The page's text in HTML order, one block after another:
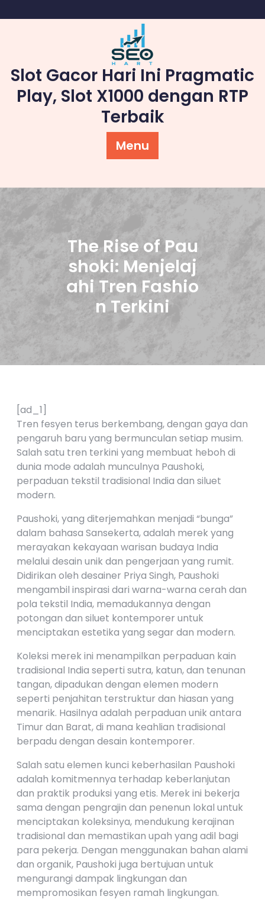
to
Slot Gacor Hari Ini Pragmatic
Play, Slot X1000 dengan RTP
Terbaik
Menu
The Rise of Pau
shoki: Menjelaj
ahi Tren Fashio
n Terkini
[ad_1]
Tren fesyen terus berkembang, dengan gaya dan
pengaruh baru yang bermunculan setiap musim.
Salah satu tren terkini yang membuat heboh di
dunia mode adalah munculnya Paushoki,
perpaduan tekstil tradisional India dan siluet
modern.
Paushoki, yang diterjemahkan menjadi “bunga”
dalam bahasa Sansekerta, adalah merek yang
merayakan kekayaan warisan budaya India
melalui desain unik dan pengerjaan yang rumit.
Didirikan oleh desainer Priya Singh, Paushoki
mengambil inspirasi dari warna-warna cerah dan
pola tekstil India, memadukannya dengan
potongan dan siluet kontemporer untuk
menciptakan estetika yang segar dan modern.
Koleksi merek ini menampilkan perpaduan kain
tradisional India seperti sutra, katun, dan tenunan
tangan, dipadukan dengan elemen modern
seperti penjahitan terstruktur dan hiasan yang
menarik. Hasilnya adalah perpaduan unik antara
Timur dan Barat, di mana keahlian tradisional
berpadu dengan desain kontemporer.
Salah satu elemen kunci keberhasilan Paushoki
adalah komitmennya terhadap keberlanjutan
dan praktik produksi yang etis. Merek ini bekerja
sama dengan pengrajin dan penenun lokal untuk
menciptakan koleksinya, mendukung kerajinan
tradisional dan memastikan upah yang adil bagi
para pekerja. Dengan menggunakan bahan alami
dan organik, Paushoki juga bertujuan untuk
mengurangi dampak lingkungan dan
mempromosikan fesyen ramah lingkungan.